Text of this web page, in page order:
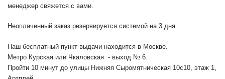
менеджер свяжется с вами.
Неоплаченный заказ резервируется системой на 3 дня.
Наш бесплатный пункт выдачи находится в Москве.
Метро Курская или Чкаловская - выход № 6.
Пройти 10 минут до улицы Нижняя Сыромятническая 10с10, этаж 1,